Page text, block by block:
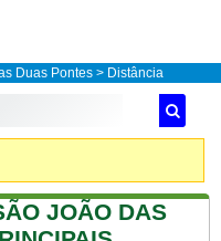
Duas Pontes > Distância
JOÃO DAS